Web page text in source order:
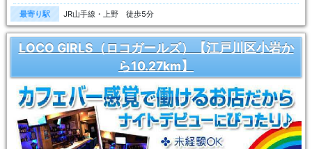
最寄り駅 JR山手線・上野 徒歩5分
LOCO GIRLS（ロコガールズ）【江戸川区小岩か
ら10.27km】